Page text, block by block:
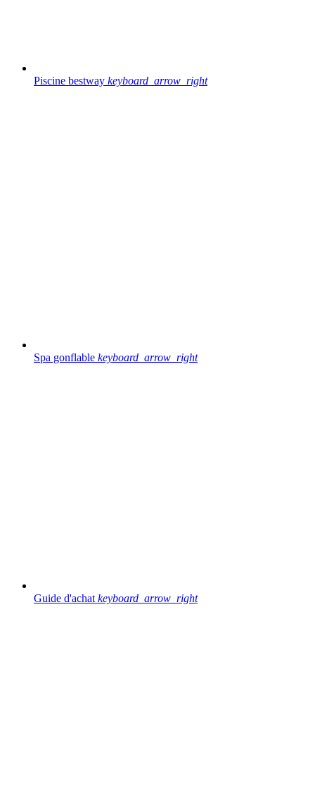
Piscine bestway keyboard_arrow_right
Spa gonflable keyboard_arrow_right
Guide d'achat keyboard_arrow_right